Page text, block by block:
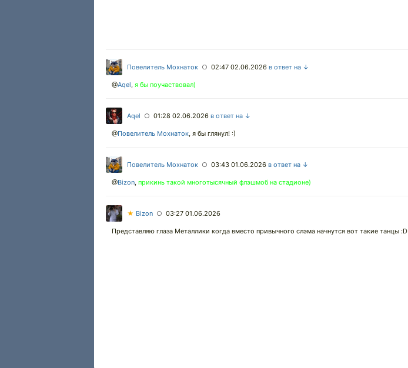
Повелитель Мохнаток ○ 02:47 02.06.2026 в ответ на ↓
@Aqel, я бы поучаствовал)
Aqel ○ 01:28 02.06.2026 в ответ на ↓
@Повелитель Мохнаток, я бы глянул! :)
Повелитель Мохнаток ○ 03:43 01.06.2026 в ответ на ↓
@Bizon, прикинь такой многотысячный флэшмоб на стадионе)
★ Bizon ○ 03:27 01.06.2026
Представляю глаза Металлики когда вместо привычного слэма начнутся вот такие танцы :D